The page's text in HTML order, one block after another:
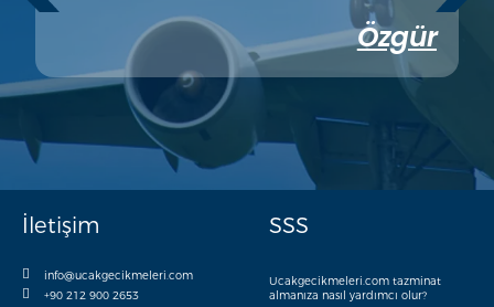
Özgür
İletişim SSS
info@ucakgecikmeleri.com
+90 212 900 2653
Ucakgecikmeleri.com tazminat
almanıza nasıl yardımcı olur?